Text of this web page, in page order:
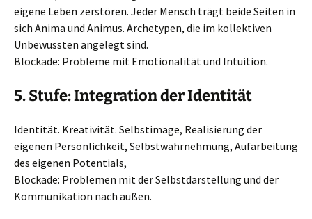
eigene Leben zerstören. Jeder Mensch trägt beide Seiten in
sich Anima und Animus. Archetypen, die im kollektiven
Unbewussten angelegt sind.
Blockade: Probleme mit Emotionalität und Intuition.
5. Stufe: Integration der Identität
Identität. Kreativität. Selbstimage, Realisierung der
eigenen Persönlichkeit, Selbstwahrnehmung, Aufarbeitung
des eigenen Potentials,
Blockade: Problemen mit der Selbstdarstellung und der
Kommunikation nach außen.